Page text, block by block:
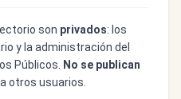
son privados: los
y la administración del
Públicos.
No se publican
otros usuarios.